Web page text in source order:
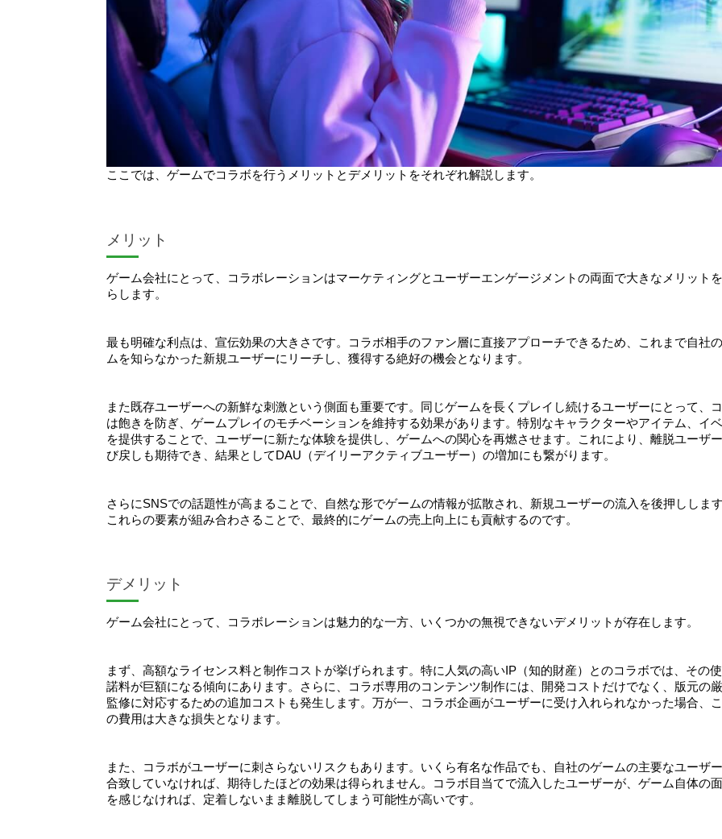
ここでは、ゲームでコラボを行うメリットとデメリットをそれぞれ解説します。
メリット
ゲーム会社にとって、コラボレーションはマーケティングとユーザーエンゲージメントの両面で大きなメリット
らします。
最も明確な利点は、宣伝効果の大きさです。コラボ相手のファン層に直接アプローチできるため、これまで自社
ムを知らなかった新規ユーザーにリーチし、獲得する絶好の機会となります。
また既存ユーザーへの新鮮な刺激という側面も重要です。同じゲームを長くプレイし続けるユーザーにとって、
は飽きを防ぎ、ゲームプレイのモチベーションを維持する効果があります。特別なキャラクターやアイテム、イ
を提供することで、ユーザーに新たな体験を提供し、ゲームへの関心を再燃させます。これにより、離脱ユーザ
び戻しも期待でき、結果としてDAU（デイリーアクティブユーザー）の増加にも繋がります。
さらにSNSでの話題性が高まることで、自然な形でゲームの情報が拡散され、新規ユーザーの流入を後押しします
これらの要素が組み合わさることで、最終的にゲームの売上向上にも貢献するのです。
デメリット
ゲーム会社にとって、コラボレーションは魅力的な一方、いくつかの無視できないデメリットが存在します。
まず、高額なライセンス料と制作コストが挙げられます。特に人気の高いIP（知的財産）とのコラボでは、その
諾料が巨額になる傾向にあります。さらに、コラボ専用のコンテンツ制作には、開発コストだけでなく、版元の
監修に対応するための追加コストも発生します。万が一、コラボ企画がユーザーに受け入れられなかった場合、
の費用は大きな損失となります。
また、コラボがユーザーに刺さらないリスクもあります。いくら有名な作品でも、自社のゲームの主要なユーザ
合致していなければ、期待したほどの効果は得られません。コラボ目当てで流入したユーザーが、ゲーム自体の
を感じなければ、定着しないまま離脱してしまう可能性が高いです。